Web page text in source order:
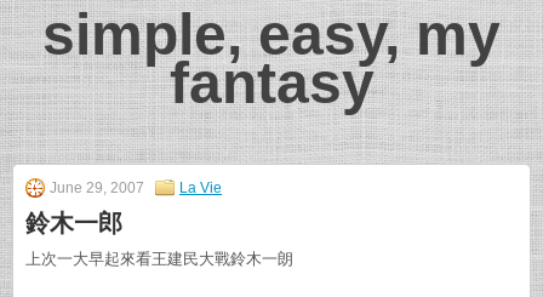
simple, easy, my
fantasy
June 29, 2007 La Vie
鈴木一郎
上次一大早起來看王建民大戰鈴木一朗